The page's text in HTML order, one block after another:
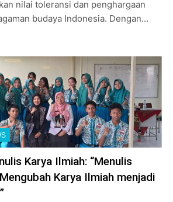
nilai toleransi dan penghargaan
budaya Indonesia. Dengan…
Karya Ilmiah: “Menulis
Karya Ilmiah menjadi